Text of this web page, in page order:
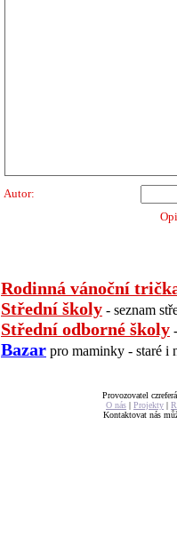
Autor:
Rodinná vánoční
Střední školy - seznam
Střední odborné školy
Bazar pro maminky - staré i
Provozovatel
O nás | Projekty |
Kontaktovat nás